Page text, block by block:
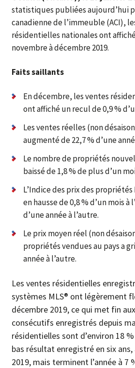
statistiques publiées aujourd’hui
canadienne de l’immeuble (ACI),
résidentielles nationales ont
novembre à décembre 2019.
Faits saillants
En décembre, les ventes
ont affiché un recul de 0,9 %
Les ventes réelles (non
augmenté de 22,7 % d’une
Le nombre de propriétés
baissé de 1,8 % de plus d’un
L’Indice des prix des propriétés
en hausse de 0,8 % d’un mois à
d’une année à l’autre.
Le prix moyen réel (non
propriétés vendues au pays a
année à l’autre.
Les ventes résidentielles
systèmes MLS® ont légèrement
décembre 2019, ce qui met fin
consécutifs enregistrés depuis
résidentielles sont d’environ 18
bas résultat enregistré en six
2019, mais terminent l’année à 7